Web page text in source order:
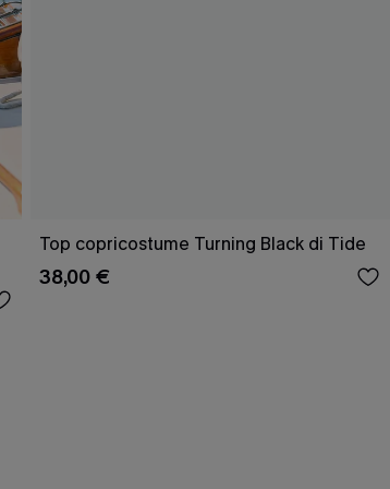
Top copricostume Turning Black di Tide
38,00 €